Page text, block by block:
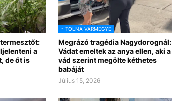
a
de őt is
- TOLNA VÁRMEGYE
Megrázó tragédia Nagydorognál:
Vádat emeltek az anya ellen, aki a
vád szerint megölte kéthetes
babáját
Július 15, 2026